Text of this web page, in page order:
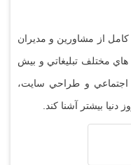
از مشاورين و مديران
هاي مختلف تبليغاتي و بيش
اجتماعي و طراحي سايت،
بيشتر آشنا کند.